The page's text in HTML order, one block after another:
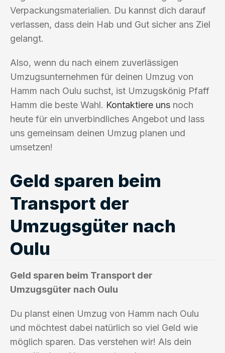
Verpackungsmaterialien. Du kannst dich darauf
verlassen, dass dein Hab und Gut sicher ans Ziel
gelangt.
Also, wenn du nach einem zuverlässigen
Umzugsunternehmen für deinen Umzug von
Hamm nach Oulu suchst, ist Umzugskönig Pfaff
Hamm die beste Wahl. Kontaktiere uns noch
heute für ein unverbindliches Angebot und lass
uns gemeinsam deinen Umzug planen und
umsetzen!
Geld sparen beim
Transport der
Umzugsgüter nach
Oulu
Geld sparen beim Transport der
Umzugsgüter nach Oulu
Du planst einen Umzug von Hamm nach Oulu
und möchtest dabei natürlich so viel Geld wie
möglich sparen. Das verstehen wir! Als dein